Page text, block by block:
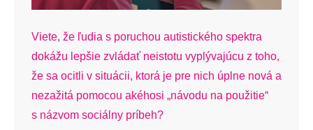
Viete, že ľudia s poruchou autistického spektra
dokážu lepšie zvládať neistotu vyplývajúcu z toho,
že sa ocitli v situácii, ktorá je pre nich úplne nová a
nezažitá pomocou akéhosi „návodu na použitie“
s názvom sociálny príbeh?